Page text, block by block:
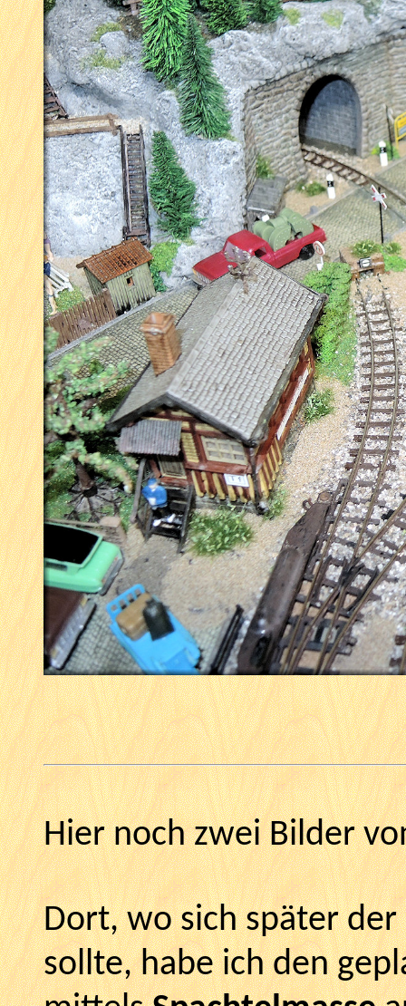
Hier noch zwei Bilder
Dort, wo sich später
sollte, habe ich den